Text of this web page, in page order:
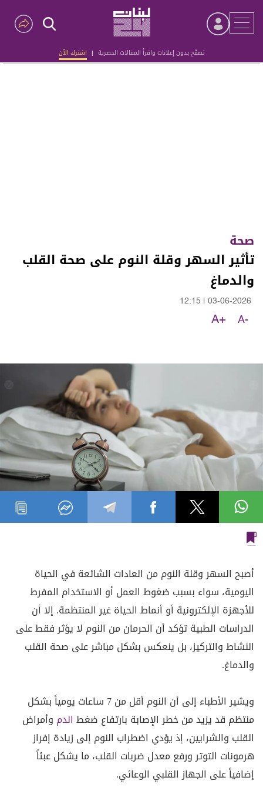
تصفّح بدون إعلانات واقرأ المقالات الحصرية | اشترك الآن
Advertisement
صحة
تأثير السهر وقلة النوم على صحة القلب
والدماغ
03-06-2026
12:15
A-
A+
أصبح السهر وقلة النوم من العادات الشائعة في الحياة
اليومية، سواء بسبب ضغوط العمل أو الاستخدام المفرط
للأجهزة الإلكترونية أو أنماط الحياة غير المنتظمة. إلا أن
الدراسات الطبية تؤكد أن الحرمان من النوم لا يؤثر فقط على
النشاط والتركيز، بل ينعكس بشكل مباشر على صحة القلب
والدماغ.
ويشير الأطباء إلى أن النوم أقل من 7 ساعات يومياً بشكل
منتظم قد يزيد من خطر الإصابة بارتفاع ضغط الدم وأمراض
القلب والشرايين، إذ يؤدي اضطراب النوم إلى زيادة إفراز
هرمونات التوتر ورفع معدل ضربات القلب، ما يشكل عبئاً
إضافياً على الجهاز القلبي الوعائي.